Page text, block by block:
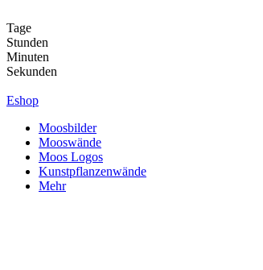
Inhalt
springen
Tage
Stunden
Minuten
Sekunden
Eshop
Moosbilder
Mooswände
Moos Logos
Kunstpflanzenwände
Mehr